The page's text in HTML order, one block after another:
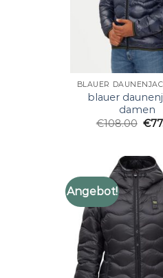
blauer
damen
€108.00 €
Angebot!